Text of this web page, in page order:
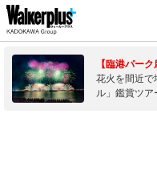
【臨港パー
花火を間近で
ル」鑑賞ツア